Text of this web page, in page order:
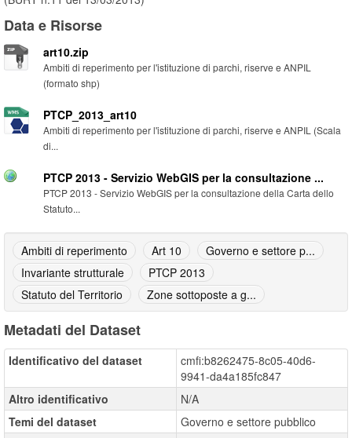
Data e Risorse
art10.zip
Ambiti di reperimento per l'istituzione di parchi, riserve e ANPIL
(formato shp)
PTCP_2013_art10
Ambiti di reperimento per l'istituzione di parchi, riserve e ANPIL (Scala
di...
PTCP 2013 - Servizio WebGIS per la consultazione ...
PTCP 2013 - Servizio WebGIS per la consultazione della Carta dello
Statuto...
Ambiti di reperimento Art 10
Governo e settore p...
Invariante strutturale
PTCP 2013
Statuto del Territorio
Zone sottoposte a g...
Metadati del Dataset
Identificativo del dataset
cmfi:b8262475-8c05-40d6-
9941-da4a185fc847
Altro identificativo
N/A
Temi del dataset
Governo e settore pubblico